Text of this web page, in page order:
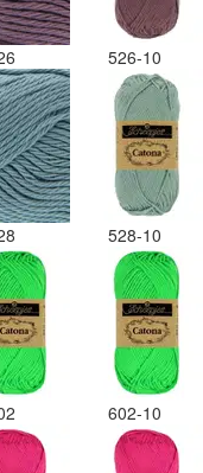
526-10
528-10
602-10